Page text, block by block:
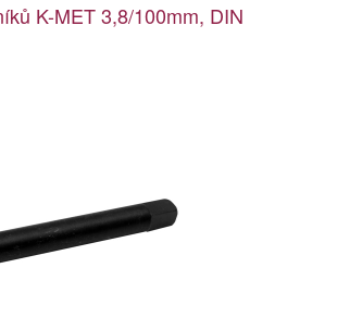
K-MET 3,8/100mm, DIN